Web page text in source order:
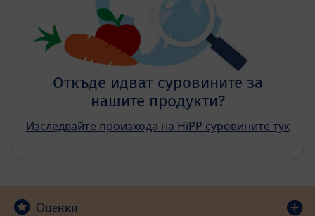
Откъде идват суровините за
нашите продукти?
Изследвайте произхода на HiPP суровините тук
Оценки